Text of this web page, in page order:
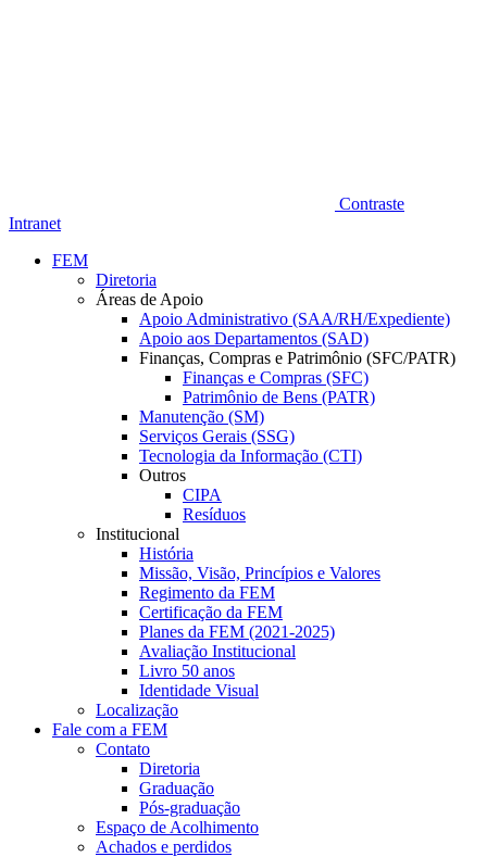
Contraste
Intranet
FEM
Diretoria
Áreas de Apoio
Apoio Administrativo (SAA/RH/Expediente)
Apoio aos Departamentos (SAD)
Finanças, Compras e Patrimônio (SFC/PATR)
Finanças e Compras (SFC)
Patrimônio de Bens (PATR)
Manutenção (SM)
Serviços Gerais (SSG)
Tecnologia da Informação (CTI)
Outros
CIPA
Resíduos
Institucional
História
Missão, Visão, Princípios e Valores
Regimento da FEM
Certificação da FEM
Planes da FEM (2021-2025)
Avaliação Institucional
Livro 50 anos
Identidade Visual
Localização
Fale com a FEM
Contato
Diretoria
Graduação
Pós-graduação
Espaço de Acolhimento
Achados e perdidos